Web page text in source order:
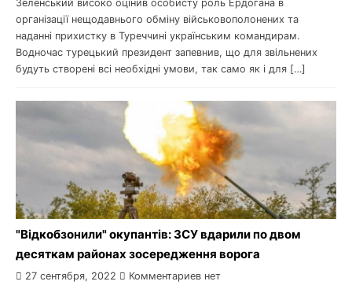
Зеленський високо оцінив особисту роль Ердогана в
організації нещодавнього обміну військовополонених та
наданні прихистку в Туреччині українським командирам.
Водночас турецький президент запевнив, що для звільнених
будуть створені всі необхідні умови, так само як і для […]
"Відкобзонили" окупантів: ЗСУ вдарили по двом
десяткам районах зосередження ворога
27 сентября, 2022 Комментариев нет